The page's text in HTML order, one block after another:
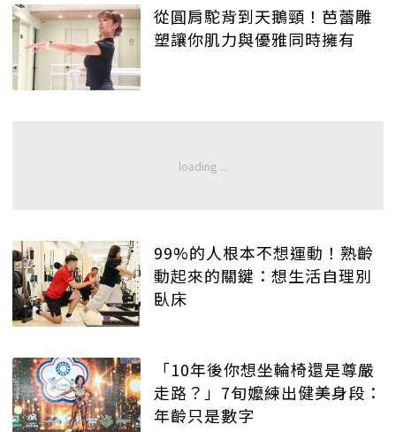
從圓肩駝背到天鵝頸！芭蕾雕
塑讓你肌力與優雅同時擁有
99%的人根本不想運動！熟齡
動起來的關鍵：想生活自理別
臥床
「10年後你想坐輪椅還是尊嚴
走路？」7旬嬤練出健美身段：
年齡只是數字